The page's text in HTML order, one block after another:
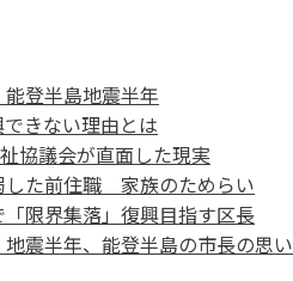
登半島地震半年
きない理由とは
協議会が直面した現実
た前住職 家族のためらい
限界集落」復興目指す区長
震半年、能登半島の市長の思い